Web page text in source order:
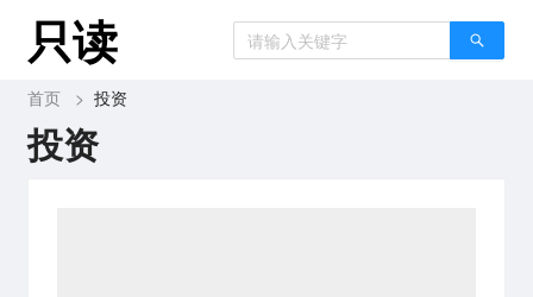
只读
首页 > 投资
投资